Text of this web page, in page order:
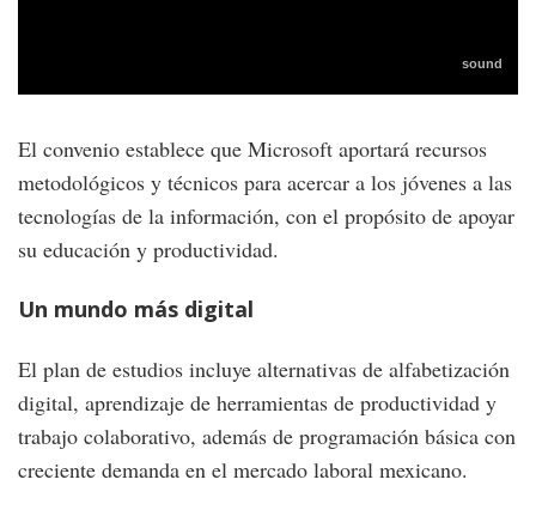
El convenio establece que Microsoft aportará recursos
metodológicos y técnicos para acercar a los jóvenes a las
tecnologías de la información, con el propósito de apoyar
su educación y productividad.
Un mundo más digital
El plan de estudios incluye alternativas de alfabetización
digital, aprendizaje de herramientas de productividad y
trabajo colaborativo, además de programación básica con
creciente demanda en el mercado laboral mexicano.